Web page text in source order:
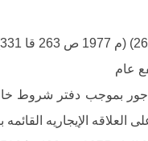
عام
بموجب دفتر شروط
العلاقه الإيجاريه